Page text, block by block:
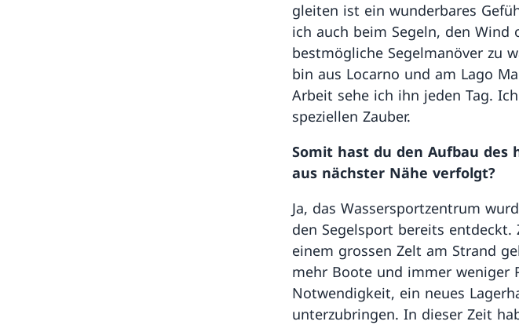
gleiten ist ein wunderbares
ich auch beim Segeln, den
bestmögliche Segelmanöver zu
bin aus Locarno und am Lago
Arbeit sehe ich ihn jeden Tag.
speziellen Zauber.
Somit hast du den Aufbau des
aus nächster Nähe verfolgt?
Ja, das Wassersportzentrum
den Segelsport bereits
einem grossen Zelt am Strand
mehr Boote und immer weniger
Notwendigkeit, ein neues
unterzubringen. In dieser Zeit